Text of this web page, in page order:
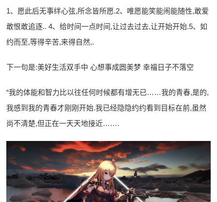
1、愿此后无事绊心弦,所念皆所愿.2、唯愿能笑能闹能随性,敢爱
敢恨敢追逐.. 4、给时间一点时间,让过去过去,让开始开始.5、如
约而至,等得辛苦,来得自然,.
下一句是:美好生活双手中 心想事成圆美梦 幸福日子不落空
“我的体能和智力比以往任何时候都有增无已……我的青春,是的,
我感到我的青春才刚刚开始.我已经隐隐约约看到目标在前,虽然
尚不清楚,但正在一天天地接近…….